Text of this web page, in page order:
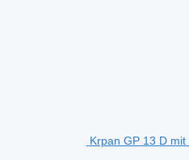
Krpan GP 13 D